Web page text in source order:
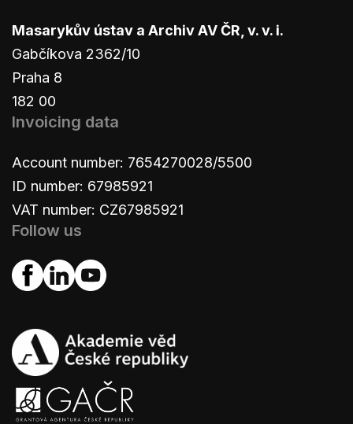
Masarykův ústav a Archiv AV ČR, v. v. i.
Gabčíkova 2362/10
Praha 8
182 00
Invoicing data
Account number: 7654270028/5500
ID number: 67985921
VAT number: CZ67985921
Follow us